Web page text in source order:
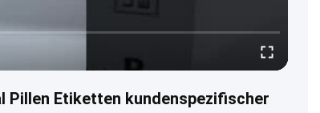
Pillen Etiketten kundenspezifischer